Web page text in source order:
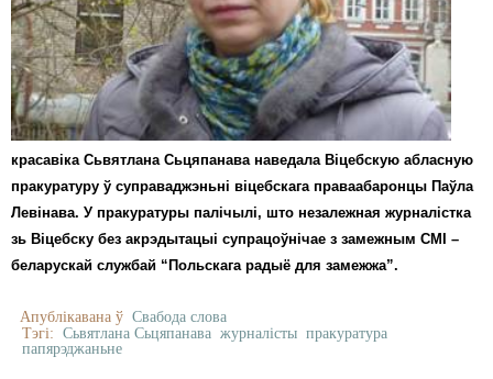
красавіка Сьвятлана Сьцяпанава наведала Віцебскую абласную
пракуратуру ў суправаджэньні віцебскага праваабаронцы Паўла
Левінава. У пракуратуры палічылі, што незалежная журналістка
зь Віцебску без акрэдытацыі супрацоўнічае з замежным СМІ –
беларускай службай “Польскага радыё для замежжа”.
Апублікавана ў Свабода слова
Тэгі: Сьвятлана Сьцяпанава журналісты пракуратура
папярэджаньне